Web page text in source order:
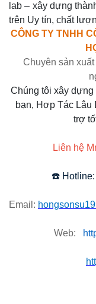
lab – xây dựng
trên Uy tín, chất
CÔNG TY TNHH
Chuyên sản
Chúng tôi xây
bạn, Hợp Tác Lâu
trợ
Liên hệ
☎️
Email:
Web: